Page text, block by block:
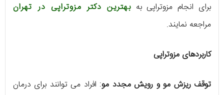
برای انجام مزوتراپی بهبهترین دکتر مزوتراپی در تهران
مراجعه نمایند.
کاربردهای مزوتراپی
توقف ریزش مو و رویش مجدد مو: افراد می توانند برای درمان